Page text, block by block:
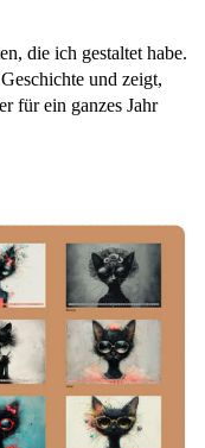
die ich gestaltet habe.
und zeigt,
für ein ganzes Jahr